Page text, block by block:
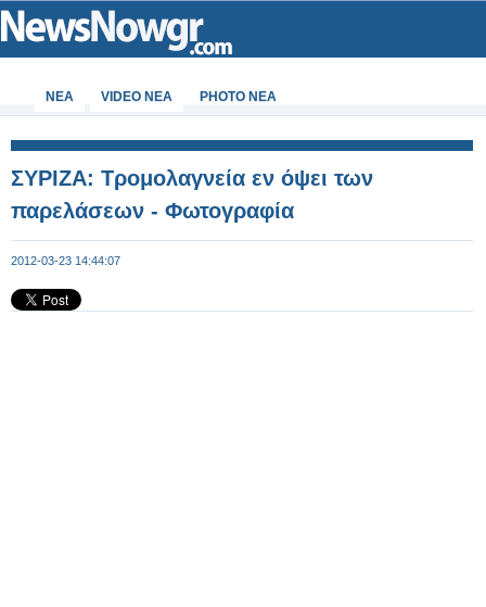
ΝΕΑ VIDEO NEA PHOTO NEA
ΣΥΡΙΖΑ: Τρομολαγνεία εν όψει των
παρελάσεων - Φωτογραφία
2012-03-23 14:44:07